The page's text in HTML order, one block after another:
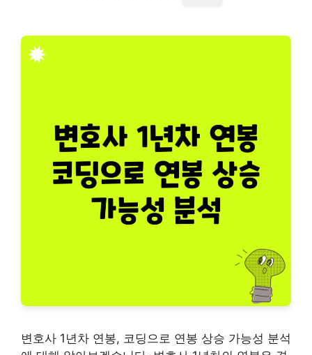
변호사 1년차 연봉, 코딩으로 연봉 상승 가능성 분석